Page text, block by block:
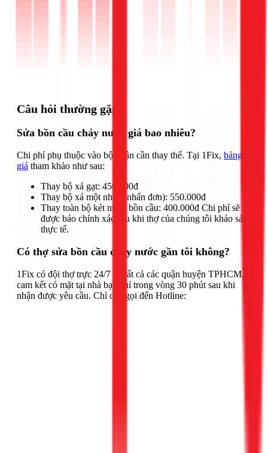
Câu hỏi thường gặp
Sửa bồn cầu chảy nước giá bao nhiêu?
Chi phí phụ thuộc vào bộ phận cần thay thế. Tại 1Fix, bảng
giá tham khảo như sau:
Thay bộ xả gạt: 450.000đ
Thay bộ xả một nhấn (nhấn đơn): 550.000đ
Thay toàn bộ két nước bồn cầu: 400.000đ Chi phí sẽ
được báo chính xác sau khi thợ của chúng tôi khảo sát
thực tế.
Có thợ sửa bồn cầu chảy nước gần tôi không?
1Fix có đội thợ trực 24/7 tại tất cả các quận huyện TPHCM,
cam kết có mặt tại nhà bạn chỉ trong vòng 30 phút sau khi
nhận được yêu cầu. Chỉ cần gọi đến Hotline: